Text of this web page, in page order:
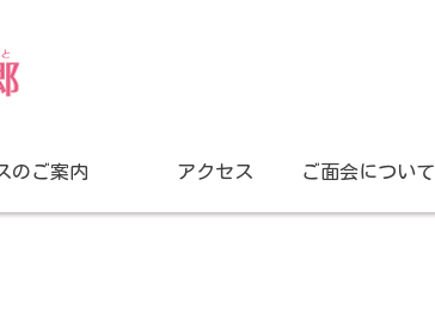
のご案内 アクセス ご面会について